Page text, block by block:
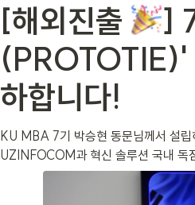
[해외진출
]
(PROTOTIE)'
하합니다!
KU MBA 7기 박승현 동문님께서 설립
UZINFOCOM과 혁신 솔루션 국내 독